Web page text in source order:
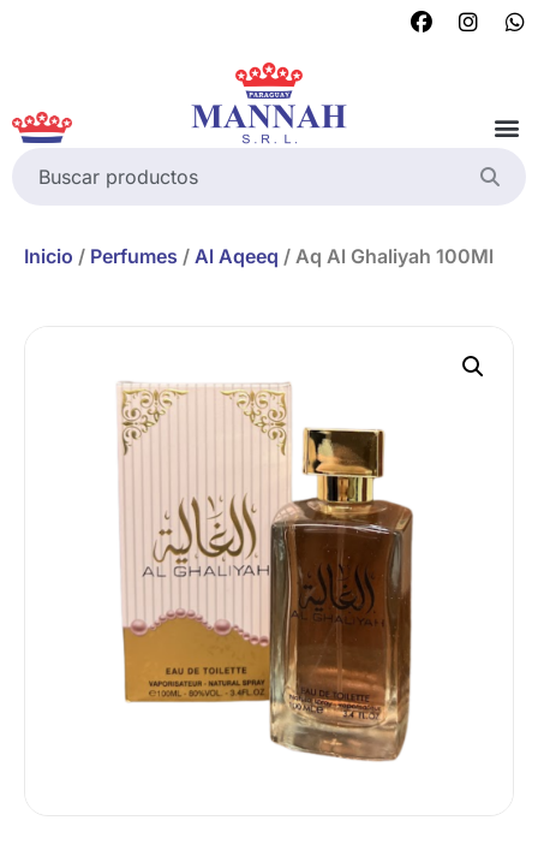
Inicio / Perfumes / Al Aqeeq / Aq Al Ghaliyah 100Ml